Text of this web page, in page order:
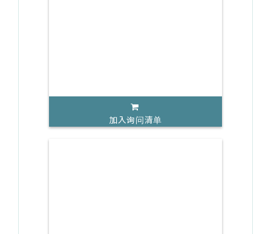
加入询问清单